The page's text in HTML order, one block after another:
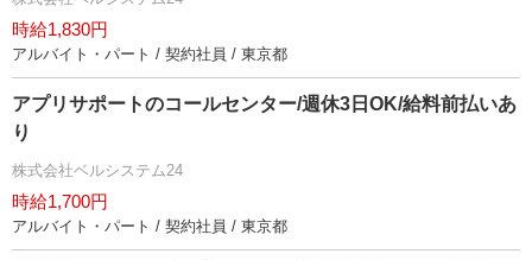
時給1,830円
アルバイト・パート / 契約社員 / 東京都
アプリサポートのコールセンター/週休3日OK/給料前払いあ
り
株式会社ベルシステム24
時給1,700円
アルバイト・パート / 契約社員 / 東京都